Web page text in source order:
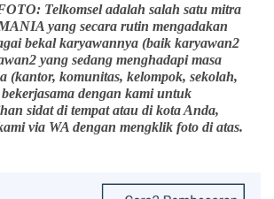
Telkomsel adalah salah satu mitra
yang secara rutin mengadakan
bekal karyawannya (baik karyawan2
yang sedang menghadapi masa
(kantor, komunitas, kelompok, sekolah,
dengan kami untuk
sidat di tempat atau di kota Anda,
via WA dengan mengklik foto di atas.